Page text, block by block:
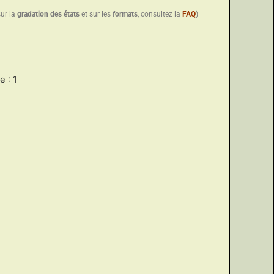
la gradation des états et sur les formats, consultez la FAQ)
: 1